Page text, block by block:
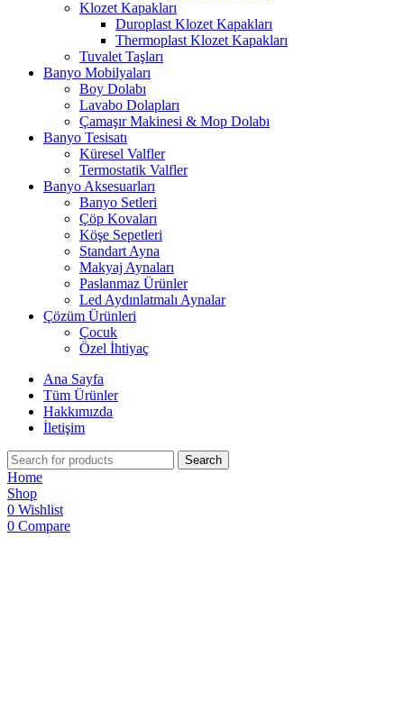
Klozet Kapakları
Duroplast Klozet Kapakları
Thermoplast Klozet Kapakları
Tuvalet Taşları
Banyo Mobilyaları
Boy Dolabı
Lavabo Dolapları
Çamaşır Makinesi & Mop Dolabı
Banyo Tesisatı
Küresel Valfler
Termostatik Valfler
Banyo Aksesuarları
Banyo Setleri
Çöp Kovaları
Köşe Sepetleri
Standart Ayna
Makyaj Aynaları
Paslanmaz Ürünler
Led Aydınlatmalı Aynalar
Çözüm Ürünleri
Çocuk
Özel İhtiyaç
Ana Sayfa
Tüm Ürünler
Hakkımızda
İletişim
Search
Home
Shop
0 Wishlist
0 Compare